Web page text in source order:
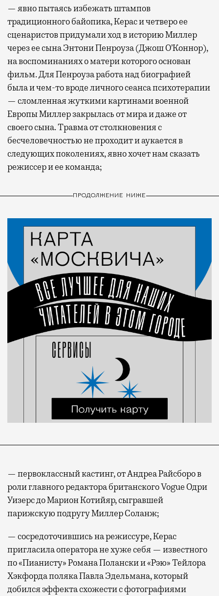
— явно пытаясь избежать штампов
традиционного байопика, Керас и четверо ее
сценаристов придумали ход в историю Миллер
через ее сына Энтони Пенроуза (Джош О’Коннор),
на воспоминаниях о матери которого основан
фильм. Для Пенроуза работа над биографией
была и чем-то вроде личного сеанса психотерапии
— сломленная жуткими картинами военной
Европы Миллер закрылась от мира и даже от
своего сына. Травма от столкновения с
бесчеловечностью не проходит и аукается в
следующих поколениях, явно хочет нам сказать
режиссер и ее команда;
ПРОДОЛЖЕНИЕ НИЖЕ
— первоклассный кастинг, от Андреа Райсборо в
роли главного редактора британского Vogue Одри
Уизерс до Марион Котийяр, сыгравшей
парижскую подругу Миллер Соланж;
— сосредоточившись на режиссуре, Керас
пригласила оператора не хуже себя — известного
по «Пианисту» Романа Полански и «Рэю» Тейлора
Хэкфорда поляка Павла Эдельмана, который
добился эффекта схожести с фотографиями